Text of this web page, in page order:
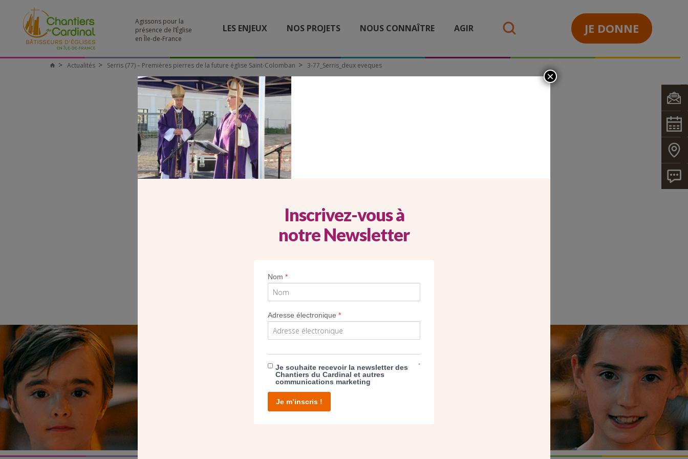
Agissons pour la
présence de l’Église
en Île-de-France
LES ENJEUX NOS PROJETS NOUS CONNAÎTRE AGIR JE DONNE
Chantiers
Actualités Serris (77) – Premières pierres de la future église Saint-Colomban 3-77_Serris_deux eveques
3-77_SERRIS_DEUX EVEQUES
NOUS PERMET D’AGIR
Inscrivez-vous à
notre Newsletter
Nom*
Adresse électronique*
Je souhaite recevoir la newsletter des
Chantiers du Cardinal et autres
communications marketing
*
Je m’inscris !
×